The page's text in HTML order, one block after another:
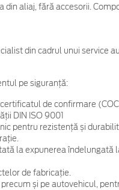
din aliaj, fără accesorii.
din cadrul unui service
pe siguranță:
de confirmare
DIN ISO 9001
pentru rezistență și
la expunerea îndelungată
de fabricație.
și pe autovehicul,